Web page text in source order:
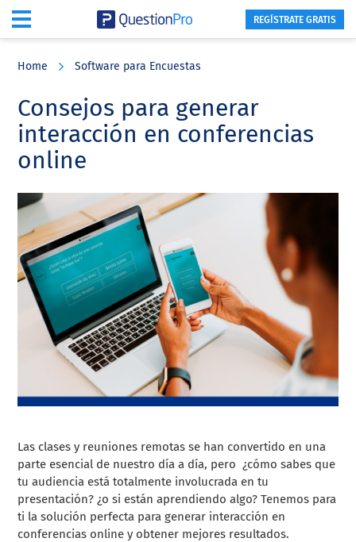
content
sidebar
REGÍSTRATE GRATIS
Home Software para Encuestas
Consejos para generar
interacción en conferencias
online
Las clases y reuniones remotas se han convertido en una
parte esencial de nuestro día a día, pero ¿cómo sabes que
tu audiencia está totalmente involucrada en tu
presentación? ¿o si están aprendiendo algo? Tenemos para
ti la solución perfecta para generar interacción en
conferencias online y obtener mejores resultados.